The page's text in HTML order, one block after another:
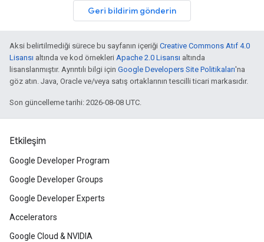
Geri bildirim gönderin
Aksi belirtilmediği sürece bu sayfanın içeriği Creative Commons Atıf 4.0
Lisansı altında ve kod örnekleri Apache 2.0 Lisansı altında
lisanslanmıştır. Ayrıntılı bilgi için Google Developers Site Politikaları'na
göz atın. Java, Oracle ve/veya satış ortaklarının tescilli ticari markasıdır.
Son güncelleme tarihi: 2026-08-08 UTC.
Etkileşim
Google Developer Program
Google Developer Groups
Google Developer Experts
Accelerators
Google Cloud & NVIDIA